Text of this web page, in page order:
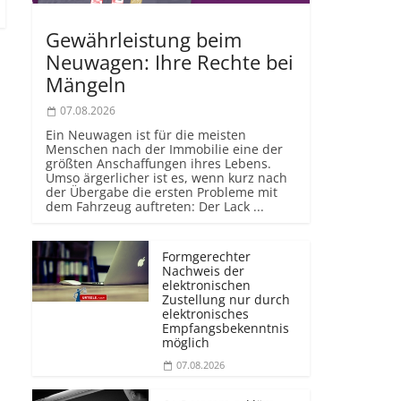
Gewährleistung beim
Neuwagen: Ihre Rechte bei
Mängeln
07.08.2026
Ein Neuwagen ist für die meisten
Menschen nach der Immobilie eine der
größten Anschaffungen ihres Lebens.
Umso ärgerlicher ist es, wenn kurz nach
der Übergabe die ersten Probleme mit
dem Fahrzeug auftreten: Der Lack ...
Formgerechter
Nachweis der
elektronischen
Zustellung nur durch
elektronisches
Empfangsbekenntnis
möglich
07.08.2026